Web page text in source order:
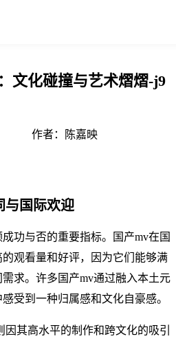
文化碰撞与艺术熠熠-j9
作者：
陈嘉映
与国际欢迎
功与否的重要指标。国产mv在国
观看量和好评，因为它们能够满
求。许多国产mv通过融入本土元
受到一种归属感和文化自豪感。
其高水平的制作和跨文化的吸引